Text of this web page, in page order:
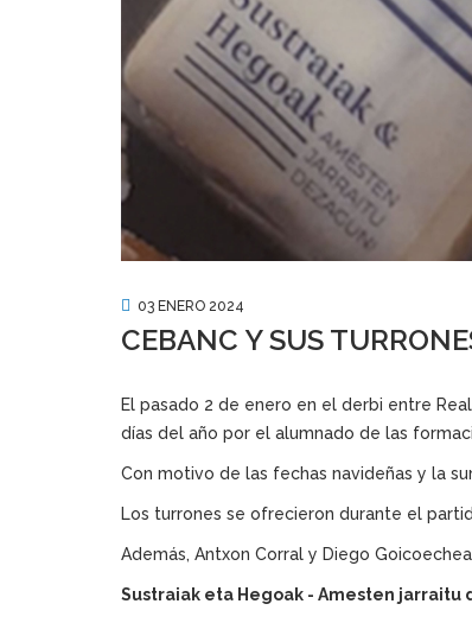
03 ENERO 2024
CEBANC Y SUS
El pasado 2 de enero en el derbi entre
días del año por el alumnado de las
Con motivo de las fechas navideñas y la
Los turrones se ofrecieron durante el
Además, Antxon Corral y Diego
Sustraiak eta Hegoak - Amesten jarraitu